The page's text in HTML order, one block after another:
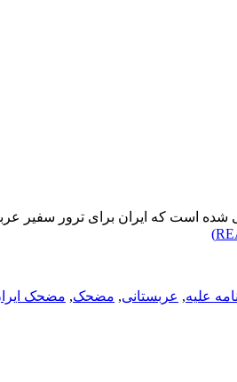
است که ایران برای ترور سفیر
علیه, عربستانی, مضحک, مضحک